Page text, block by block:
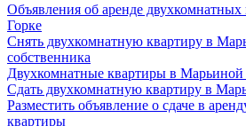
Объявления об аренде
Горке
Снять двухкомнатную квартиру в
собственника
Двухкомнатные квартиры в Марьиной
Сдать двухкомнатную квартиру в
Разместить объявление о сдаче в
квартиры